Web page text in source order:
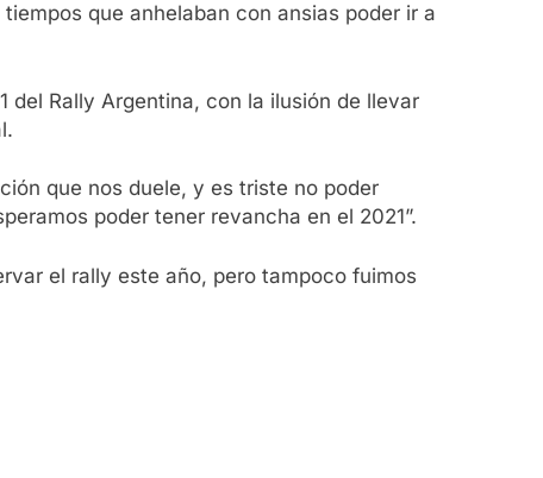
que anhelaban con ansias poder ir a
Rally Argentina, con la ilusión de llevar
que nos duele, y es triste no poder
poder tener revancha en el 2021”.
el rally este año, pero tampoco fuimos